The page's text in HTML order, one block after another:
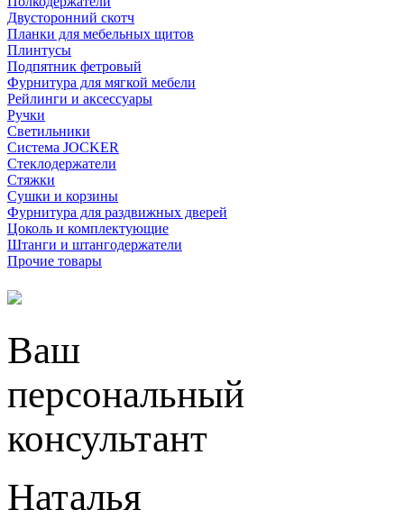
Двусторонний скотч
Планки для мебельных щитов
Плинтусы
Подпятник фетровый
Фурнитура для мягкой мебели
Рейлинги и аксессуары
Ручки
Светильники
Система JOCKER
Стеклодержатели
Стяжки
Сушки и корзины
Фурнитура для раздвижных дверей
Цоколь и комплектующие
Штанги и штангодержатели
Прочие товары
Ваш
персональный
консультант
Наталья